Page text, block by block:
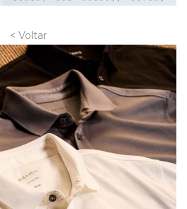
< Voltar